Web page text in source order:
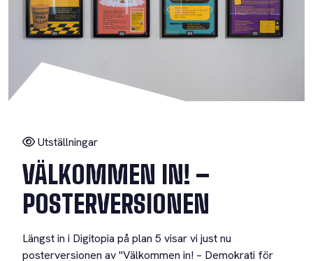
Utställningar
VÄLKOMMEN IN! –
POSTERVERSIONEN
Längst in i Digitopia på plan 5 visar vi just nu
posterversionen av "Välkommen in! – Demokrati för